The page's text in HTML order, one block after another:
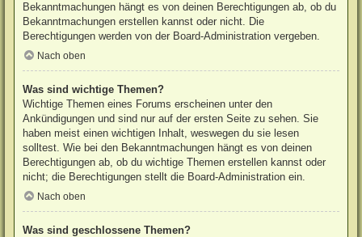
Bekanntmachungen hängt es von deinen Berechtigungen ab, ob du
Bekanntmachungen erstellen kannst oder nicht. Die
Berechtigungen werden von der Board-Administration vergeben.
Nach oben
Was sind wichtige Themen?
Wichtige Themen eines Forums erscheinen unter den
Ankündigungen und sind nur auf der ersten Seite zu sehen. Sie
haben meist einen wichtigen Inhalt, weswegen du sie lesen
solltest. Wie bei den Bekanntmachungen hängt es von deinen
Berechtigungen ab, ob du wichtige Themen erstellen kannst oder
nicht; die Berechtigungen stellt die Board-Administration ein.
Nach oben
Was sind geschlossene Themen?